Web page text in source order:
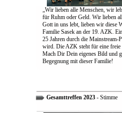
„Wir lieben alle Menschen, wir
für Ruhm oder Geld. Wir lieben
Gott in uns lebt, lieben wir diese
Familie Sasek an der 19. AZK.
25 Jahren durch die Mainstream-
wird. Die AZK steht für eine
Mach Dir Dein eigenes Bild und
Begegnung mit dieser Familie!
Gesamttreffen 2023- Stimme